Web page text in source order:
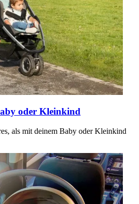
oder Kleinkind
als mit deinem Baby oder Kleinkind